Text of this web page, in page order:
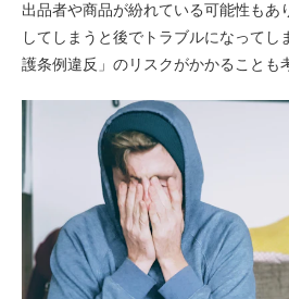
出品者や商品が紛れている可能性もあ
してしまうと後でトラブルになってし
護条例違反」のリスクがかかることも